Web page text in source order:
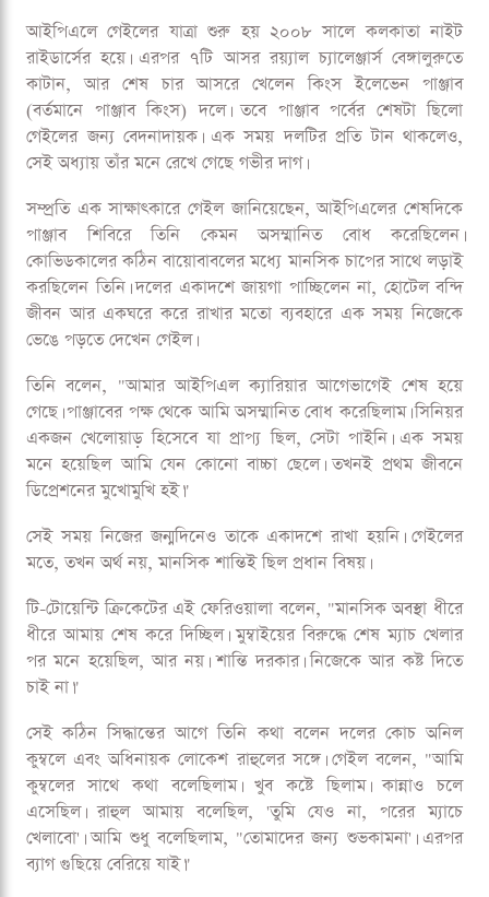
আইপিএলে গেইলের যাত্রা শুরু হয় ২০০৮ সালে কলকাতা নাইট
রাইডার্সের হয়ে। এরপর ৭টি আসর রয়্যাল চ্যালেঞ্জার্স বেঙ্গালুরুতে
কাটান, আর শেষ চার আসরে খেলেন কিংস ইলেভেন পাঞ্জাব
(বর্তমানে পাঞ্জাব কিংস) দলে। তবে পাঞ্জাব পর্বের শেষটা ছিলো
গেইলের জন্য বেদনাদায়ক। এক সময় দলটির প্রতি টান থাকলেও,
সেই অধ্যায় তাঁর মনে রেখে গেছে গভীর দাগ।
সম্প্রতি এক সাক্ষাৎকারে গেইল জানিয়েছেন, আইপিএলের শেষদিকে
পাঞ্জাব শিবিরে তিনি কেমন অসম্মানিত বোধ করেছিলেন।
কোভিডকালের কঠিন বায়োবাবলের মধ্যে মানসিক চাপের সাথে লড়াই
করছিলেন তিনি। দলের একাদশে জায়গা পাচ্ছিলেন না, হোটেল বন্দি
জীবন আর একঘরে করে রাখার মতো ব্যবহারে এক সময় নিজেকে
ভেঙে পড়তে দেখেন গেইল।
তিনি বলেন, "আমার আইপিএল ক্যারিয়ার আগেভাগেই শেষ হয়ে
গেছে। পাঞ্জাবের পক্ষ থেকে আমি অসম্মানিত বোধ করেছিলাম। সিনিয়র
একজন খেলোয়াড় হিসেবে যা প্রাপ্য ছিল, সেটা পাইনি। এক সময়
মনে হয়েছিল আমি যেন কোনো বাচ্চা ছেলে। তখনই প্রথম জীবনে
ডিপ্রেশনের মুখোমুখি হই।"
সেই সময় নিজের জন্মদিনেও তাকে একাদশে রাখা হয়নি। গেইলের
মতে, তখন অর্থ নয়, মানসিক শান্তিই ছিল প্রধান বিষয়।
টি-টোয়েন্টি ক্রিকেটের এই ফেরিওয়ালা বলেন, "মানসিক অবস্থা ধীরে
ধীরে আমায় শেষ করে দিচ্ছিল। মুম্বাইয়ের বিরুদ্ধে শেষ ম্যাচ খেলার
পর মনে হয়েছিল, আর নয়। শান্তি দরকার। নিজেকে আর কষ্ট দিতে
চাই না।"
সেই কঠিন সিদ্ধান্তের আগে তিনি কথা বলেন দলের কোচ অনিল
কুম্বলে এবং অধিনায়ক লোকেশ রাহুলের সঙ্গে। গেইল বলেন, "আমি
কুম্বলের সাথে কথা বলেছিলাম। খুব কষ্টে ছিলাম। কান্নাও চলে
এসেছিল। রাহুল আমায় বলেছিল, 'তুমি যেও না, পরের ম্যাচে
খেলাবো'। আমি শুধু বলেছিলাম, "তোমাদের জন্য শুভকামনা'। এরপর
ব্যাগ গুছিয়ে বেরিয়ে যাই।"